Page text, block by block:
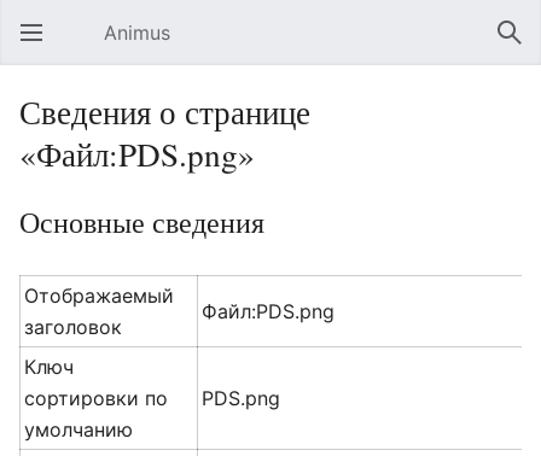
Открыть главное меню Animus
Сведения о странице
«Файл:PDS.png»
Основные сведения
Отображаемый
заголовок
Файл:PDS.png
Ключ
сортировки по
умолчанию
PDS.png